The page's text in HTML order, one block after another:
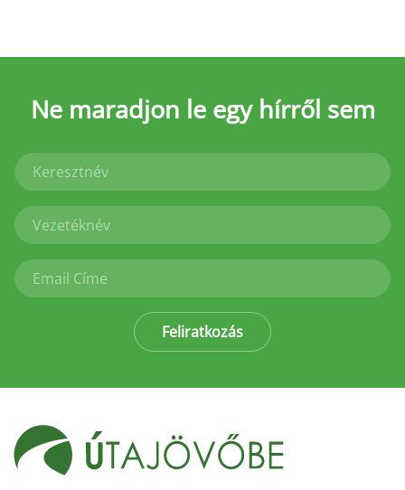
Ne maradjon le egy hírről sem
Feliratkozás